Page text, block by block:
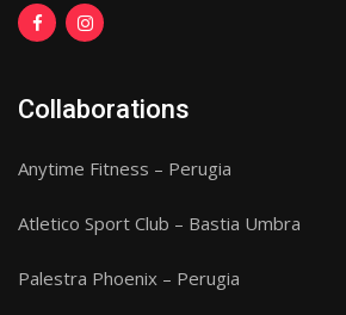
Collaborations
Anytime Fitness – Perugia
Atletico Sport Club – Bastia Umbra
Palestra Phoenix – Perugia